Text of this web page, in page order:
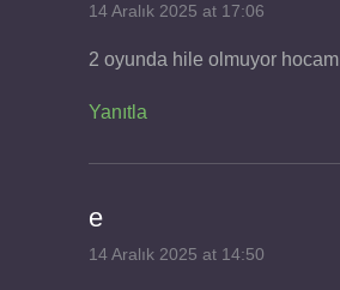
14 Aralık 2025 at 17:06
2 oyunda hile olmuyor hocam
Yanıtla
e
14 Aralık 2025 at 14:50